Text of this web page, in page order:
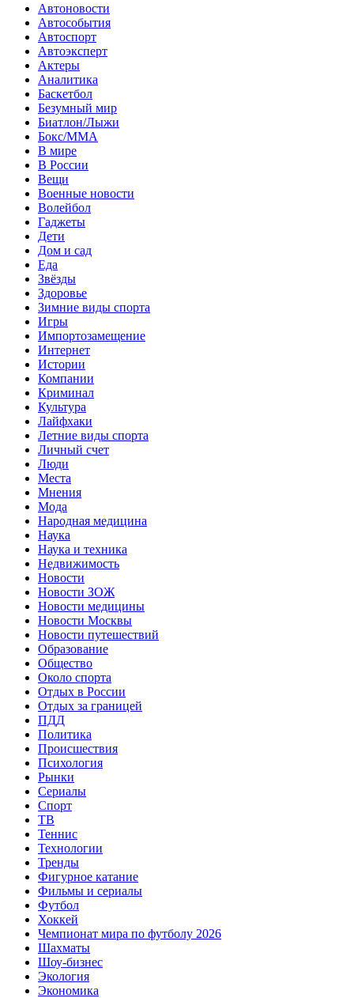
Автоновости
Автособытия
Автоспорт
Автоэксперт
Актеры
Аналитика
Баскетбол
Безумный мир
Биатлон/Лыжи
Бокс/MMA
В мире
В России
Вещи
Военные новости
Волейбол
Гаджеты
Дети
Дом и сад
Еда
Звёзды
Здоровье
Зимние виды спорта
Игры
Импортозамещение
Интернет
Истории
Компании
Криминал
Культура
Лайфхаки
Летние виды спорта
Личный счет
Люди
Места
Мнения
Мода
Народная медицина
Наука
Наука и техника
Недвижимость
Новости
Новости ЗОЖ
Новости медицины
Новости Москвы
Новости путешествий
Образование
Общество
Около спорта
Отдых в России
Отдых за границей
ПДД
Политика
Происшествия
Психология
Рынки
Сериалы
Спорт
ТВ
Теннис
Технологии
Тренды
Фигурное катание
Фильмы и сериалы
Футбол
Хоккей
Чемпионат мира по футболу 2026
Шахматы
Шоу-бизнес
Экология
Экономика